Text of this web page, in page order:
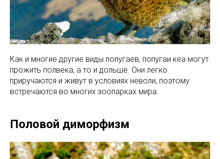
Как и многие другие виды попугаев, попугаи кеа могут
прожить полвека, а то и дольше. Они легко
приручаются и живут в условиях неволи, поэтому
встречаются во многих зоопарках мира.
Половой диморфизм